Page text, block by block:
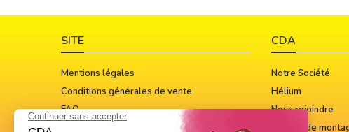
SITE
Mentions légales
Conditions générales de vente
FAQ
CDA
Notre Société
Hélium
Nous rejoindre
Notices de